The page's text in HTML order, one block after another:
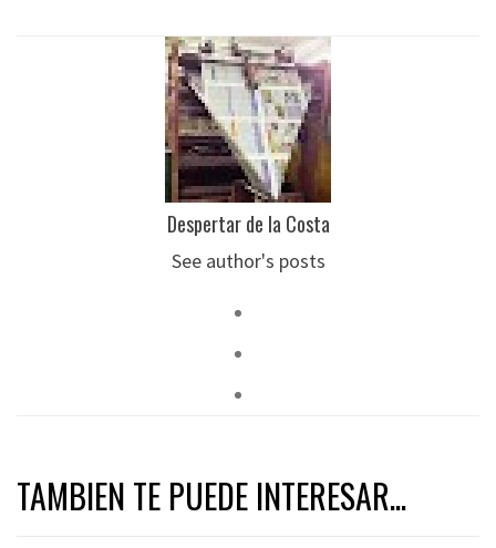
Despertar de la Costa
See author's posts
TAMBIEN TE PUEDE INTERESAR...